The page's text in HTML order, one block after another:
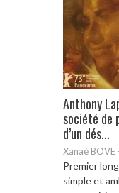
Anthony
société de
d’un dés...
Xanaé BOVE
Premier
simple et